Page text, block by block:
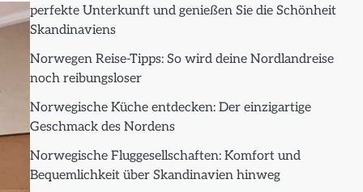
perfekte Unterkunft und genießen Sie die Schönheit
Skandinaviens
Norwegen Reise-Tipps: So wird deine Nordlandreise
noch reibungsloser
Norwegische Küche entdecken: Der einzigartige
Geschmack des Nordens
Norwegische Fluggesellschaften: Komfort und
Bequemlichkeit über Skandinavien hinweg